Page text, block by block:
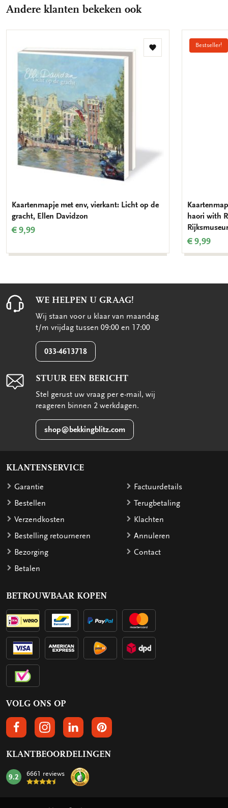
Andere klanten bekeken ook
Toevoegen
Kaartenmapje met env, vierkant: Licht op de
gracht, Ellen Davidzon
€ 9,99
Bestseller!
haori with
€ 9,99
WE HELPEN U GRAAG!
Wij staan voor u klaar van maandag
t/m vrijdag tussen 09:00 en 17:00
033-4613718
STUUR EEN BERICHT
Stel gerust uw vraag per e-mail, wij
reageren binnen 2 werkdagen.
shop@bekkingblitz.com
KLANTENSERVICE
Garantie
Bestellen
Verzendkosten
Bestelling retourneren
Bezorging
Betalen
Factuurdetails
Terugbetaling
Klachten
Annuleren
Contact
BETROUWBAAR KOPEN
VOLG ONS OP
VOLGS ONS OP FACEBOOK
VOLG ONS OP INSTAGRAM
VOLG ONS OP LINKEDIN
VOLG ONS OP PINTEREST
KLANTBEOORDELINGEN
mark:
9.2 6661 reviews